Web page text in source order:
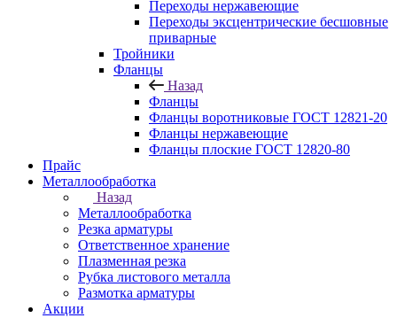
Переходы нержавеющие
Переходы эксцентрические бесшовные
приварные
Тройники
Фланцы
Назад
Фланцы
Фланцы воротниковые ГОСТ 12821-20
Фланцы нержавеющие
Фланцы плоские ГОСТ 12820-80
Прайс
Металлообработка
Назад
Металлообработка
Резка арматуры
Ответственное хранение
Плазменная резка
Рубка листового металла
Размотка арматуры
Акции